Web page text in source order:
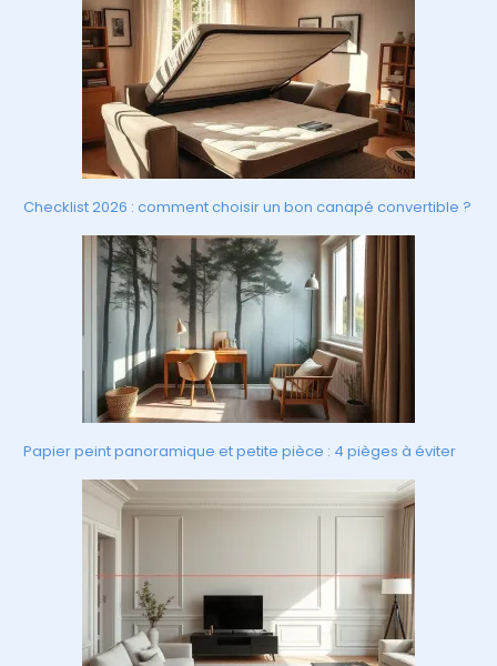
Checklist 2026 : comment choisir un bon canapé convertible ?
Papier peint panoramique et petite pièce : 4 pièges à éviter